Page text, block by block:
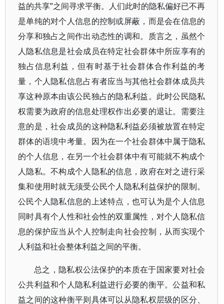
益的共享”之间寻求平衡。人们此时的隐私偏好已不再
是单纯的对个人信息的控制或屏蔽，而是会在信息的
分享和独占之间作出动态性的调和。质言之，虽然个
人隐私信息是社会成员在特定社会群体中所应享有的
独占信息利益，但有时基于社会群体合作利益的考
量，个人隐私信息占有者应当与其他社会群体成员共
享这种原本由该公民独占的隐私利益。此时公民隐私
权需要为政府的信息处理权作出必要的退让。需要注
意的是，社会成员的这种隐私利益必须被放置在特定
群体的语境中考量。因为在一个社会群体中属于隐私
的个人信息，在另一个社会群体中有可能就不构成个
人隐私。不构成个人隐私的信息，政府在对之进行采
集和使用时就无须受公民个人隐私利益保护的限制。
公民个人隐私信息的上述特点，也可认为是个人信息
同时具有个人性和社会性的双重属性，对个人隐私信
息的保护应当从个人控制走向社会控制，从而实现个
人利益和社会整体利益之间的平衡。
总之，隐私权公法保护的本质在于国家要对社会
公共利益和个人隐私利益进行必要的衡平。公益和私
益之间的这种衡平则具体可以从隐私权层级的区分、